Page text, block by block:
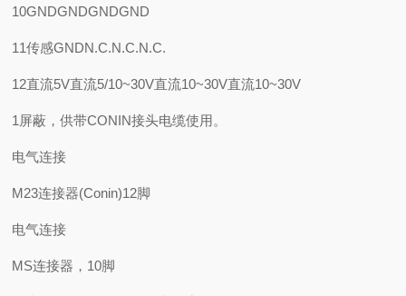
10GNDGNDGNDGND
11传感GNDN.C.N.C.N.C.
12直流5V直流5/10~30V直流10~30V直流10~30V
1屏蔽，供带CONIN接头电缆使用。
电气连接
M23连接器(Conin)12脚
电气连接
MS连接器，10脚